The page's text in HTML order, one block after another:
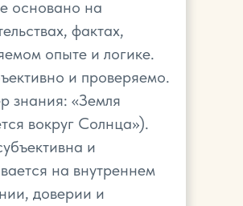
основано на
фактах,
опыте и логике.
и проверяемо.
знания: «Земля
вокруг Солнца»).
и
на внутреннем
доверии и